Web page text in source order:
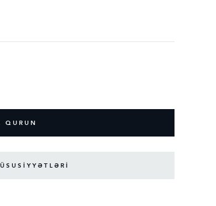
QURUN